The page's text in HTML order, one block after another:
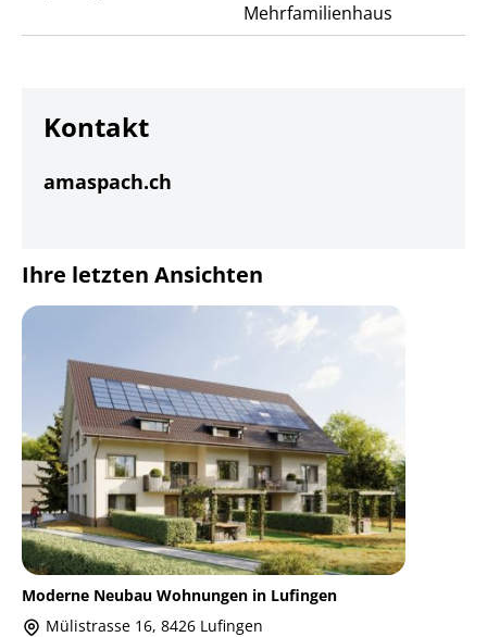
Mehrfamilienhaus
Kontakt
amaspach.ch
Ihre letzten Ansichten
Moderne Neubau Wohnungen in Lufingen
Mülistrasse 16, 8426 Lufingen